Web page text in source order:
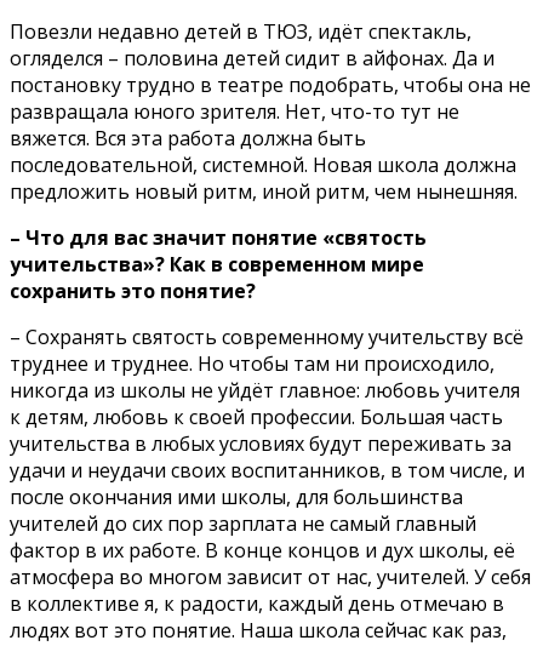
Повезли недавно детей в ТЮЗ, идёт спектакль,
огляделся – половина детей сидит в айфонах. Да и
постановку трудно в театре подобрать, чтобы она не
развращала юного зрителя. Нет, что-то тут не
вяжется. Вся эта работа должна быть
последовательной, системной. Новая школа должна
предложить новый ритм, иной ритм, чем нынешняя.
– Что для вас значит понятие «святость
учительства»? Как в современном мире
сохранить это понятие?
– Сохранять святость современному учительству всё
труднее и труднее. Но чтобы там ни происходило,
никогда из школы не уйдёт главное: любовь учителя
к детям, любовь к своей профессии. Большая часть
учительства в любых условиях будут переживать за
удачи и неудачи своих воспитанников, в том числе, и
после окончания ими школы, для большинства
учителей до сих пор зарплата не самый главный
фактор в их работе. В конце концов и дух школы, её
атмосфера во многом зависит от нас, учителей. У себя
в коллективе я, к радости, каждый день отмечаю в
людях вот это понятие. Наша школа сейчас как раз,